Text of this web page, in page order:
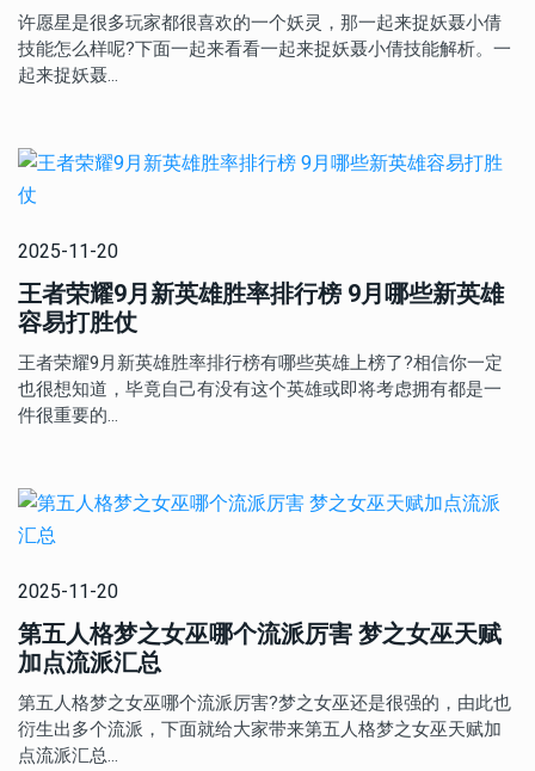
许愿星是很多玩家都很喜欢的一个妖灵，那一起来捉妖聂小倩
技能怎么样呢?下面一起来看看一起来捉妖聂小倩技能解析。一
起来捉妖聂…
2025-11-20
王者荣耀9月新英雄胜率排行榜 9月哪些新英雄
容易打胜仗
王者荣耀9月新英雄胜率排行榜有哪些英雄上榜了?相信你一定
也很想知道，毕竟自己有没有这个英雄或即将考虑拥有都是一
件很重要的…
2025-11-20
第五人格梦之女巫哪个流派厉害 梦之女巫天赋
加点流派汇总
第五人格梦之女巫哪个流派厉害?梦之女巫还是很强的，由此也
衍生出多个流派，下面就给大家带来第五人格梦之女巫天赋加
点流派汇总…